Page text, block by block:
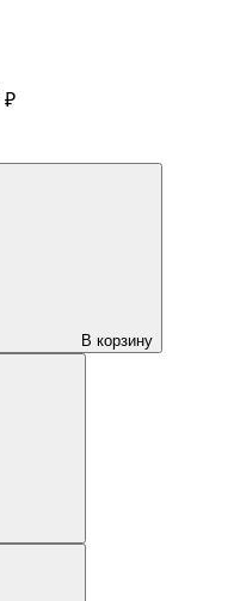
₽
В корзину